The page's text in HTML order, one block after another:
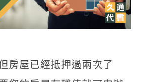
房屋已經抵押過兩次了